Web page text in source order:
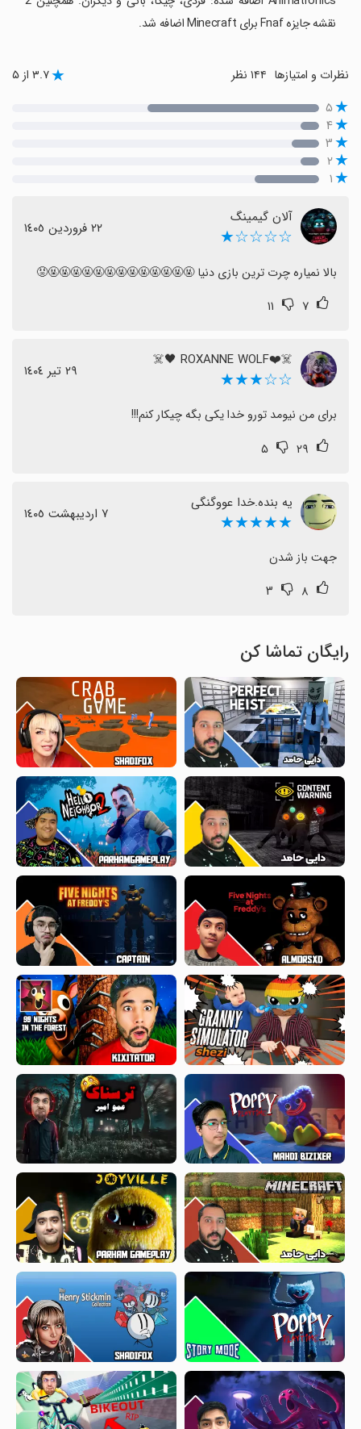
نقشه جایزه Fnaf برای Minecraft اضافه شد.
نظرات و امتیازها ۳.۷ از ۵
۵
۴
۳
۲
۱
آلان گیمینگ
☆☆☆☆★ ٢٢ فروردین ١٤٠٥
بالا نمیاره چرت ترین بازی دنیا 🤬🤬🤬🤬🤬🤬🤬🤬🤬🤬🤬🤬🤬😡
۷ ۱۱
☠️❤️ROXANNE WOLF 🖤☠️
☆☆★★★ ٢٩ تیر ١٤٠٤
برای من نیومد تورو خدا یکی بگه چیکار کنم!!!
۲۹ ۵
یه بنده.‌خدا عووگنگی
★★★★★ ٧ اردیبهشت ١٤٠٥
جهت باز شدن
۸ ۳
رایگان تماشا کن